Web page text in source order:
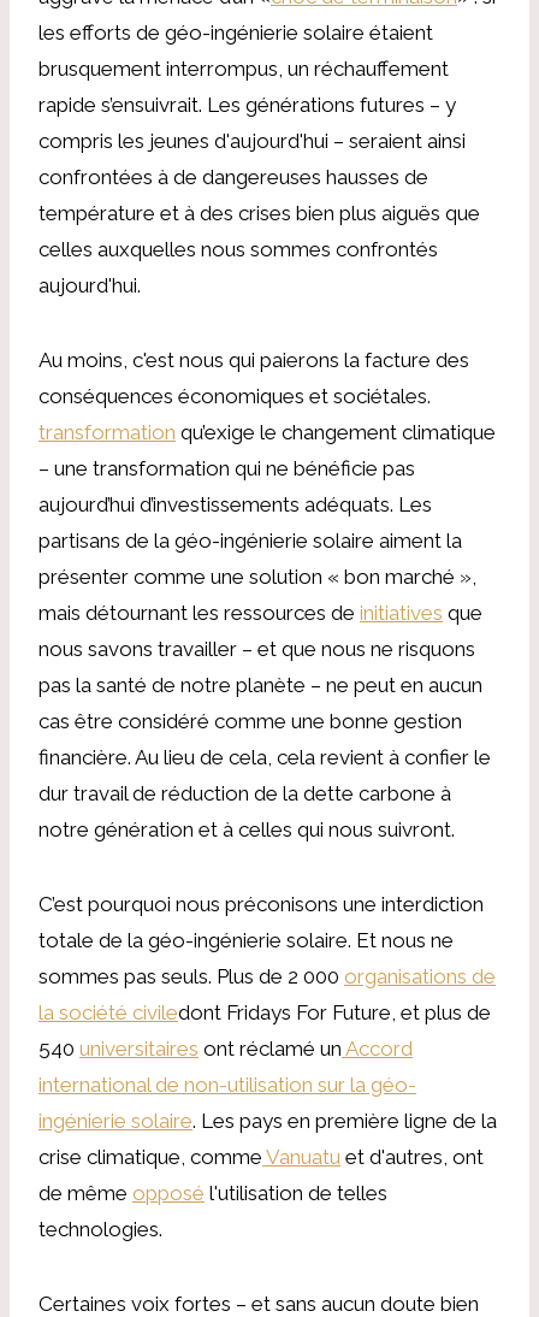
les efforts de géo-ingénierie solaire étaient
brusquement interrompus, un réchauffement
rapide s’ensuivrait. Les générations futures – y
compris les jeunes d'aujourd'hui – seraient ainsi
confrontées à de dangereuses hausses de
température et à des crises bien plus aiguës que
celles auxquelles nous sommes confrontés
aujourd'hui.
Au moins, c'est nous qui paierons la facture des
conséquences économiques et sociétales.
transformation qu’exige le changement climatique
– une transformation qui ne bénéficie pas
aujourd’hui d’investissements adéquats. Les
partisans de la géo-ingénierie solaire aiment la
présenter comme une solution « bon marché »,
mais détournant les ressources de initiatives que
nous savons travailler – et que nous ne risquons
pas la santé de notre planète – ne peut en aucun
cas être considéré comme une bonne gestion
financière. Au lieu de cela, cela revient à confier le
dur travail de réduction de la dette carbone à
notre génération et à celles qui nous suivront.
C’est pourquoi nous préconisons une interdiction
totale de la géo-ingénierie solaire. Et nous ne
sommes pas seuls. Plus de 2 000 organisations de
la société civiledont Fridays For Future, et plus de
540 universitaires ont réclamé un Accord
international de non-utilisation sur la géo-
ingénierie solaire. Les pays en première ligne de la
crise climatique, comme Vanuatu et d'autres, ont
de même opposé l'utilisation de telles
technologies.
Certaines voix fortes – et sans aucun doute bien